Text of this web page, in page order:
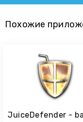
Похожие